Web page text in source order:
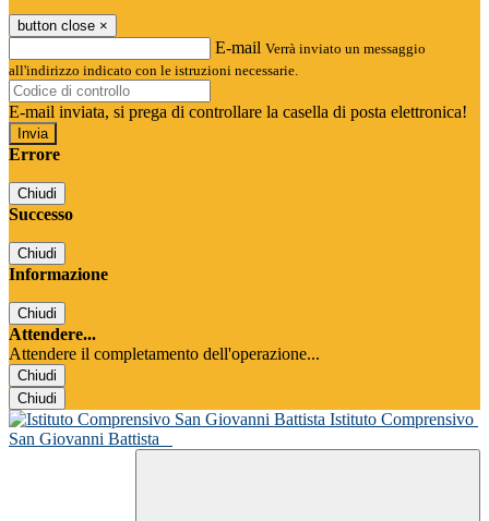
button close ×
E-mail Verrà inviato un messaggio
all'indirizzo indicato con le istruzioni necessarie.
E-mail inviata, si prega di controllare la casella di posta elettronica!
Errore
Chiudi
Successo
Chiudi
Informazione
Chiudi
Attendere...
Attendere il completamento dell'operazione...
Chiudi
Chiudi
Istituto Comprensivo
San Giovanni Battista